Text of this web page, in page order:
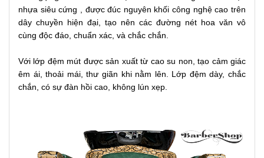
nhựa siêu cứng
, được đúc nguyên khối công nghệ cao trên
dây chuyền hiện đại, tạo nên các đường nét hoa văn vô
cùng độc đáo, chuẩn xác, và chắc chắn.
Với lớp đệm mút được sản xuất từ cao su non, tạo cảm giác
êm ái, thoải mái, thư giãn khi nằm lên. Lớp đệm dày, chắc
chắn, có sự đàn hồi cao, không lún xẹp.